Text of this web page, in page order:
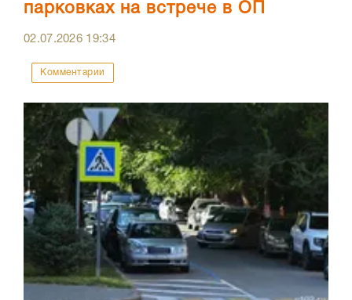
парковках на встрече в ОП
02.07.2026 19:34
Комментарии